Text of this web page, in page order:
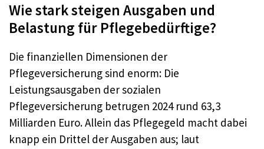
Wie stark steigen Ausgaben und
Belastung für Pflegebedürftige?
Die finanziellen Dimensionen der
Pflegeversicherung sind enorm: Die
Leistungsausgaben der sozialen
Pflegeversicherung betrugen 2024 rund 63,3
Milliarden Euro. Allein das Pflegegeld macht dabei
knapp ein Drittel der Ausgaben aus; laut